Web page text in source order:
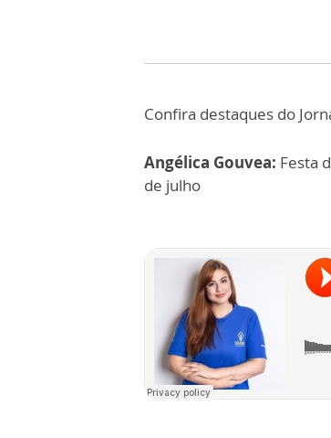
Confira destaques do
Angélica Gouvea: Festa
de julho